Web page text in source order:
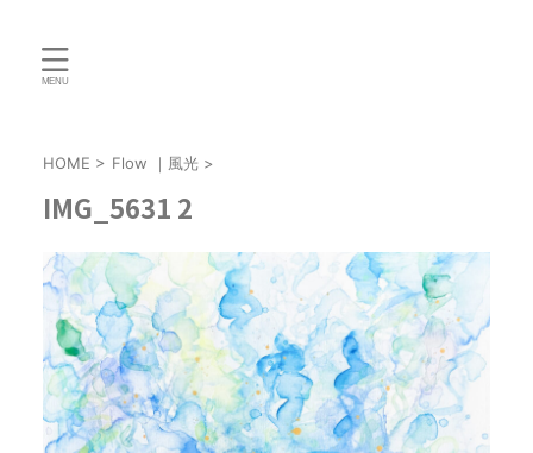
HOME > Flow ｜風光 >
IMG_5631 2